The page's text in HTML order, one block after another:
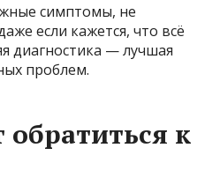
симптомы, не
если кажется, что всё
диагностика — лучшая
проблем.
обратиться к